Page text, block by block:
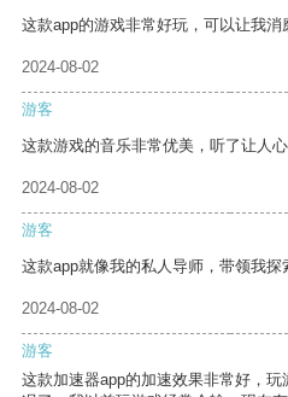
这款app的游戏非常好玩，可以让我消
2024-08-02
游客
这款游戏的音乐非常优美，听了让人心
2024-08-02
游客
这款app就像我的私人导师，带领我探
2024-08-02
游客
这款加速器app的加速效果非常好，